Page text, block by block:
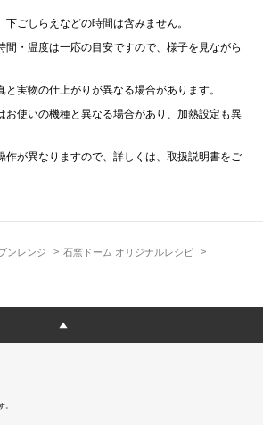
ンレンジ
石窯ドーム オリジナルレシピ
ごしらえなどの時間は含みません。
間・温度は一応の目安ですので、様子を見ながら
実物の仕上がりが異なる場合があります。
お使いの機種と異なる場合があり、加熱設定も異
作が異なりますので、詳しくは、取扱説明書をご
。